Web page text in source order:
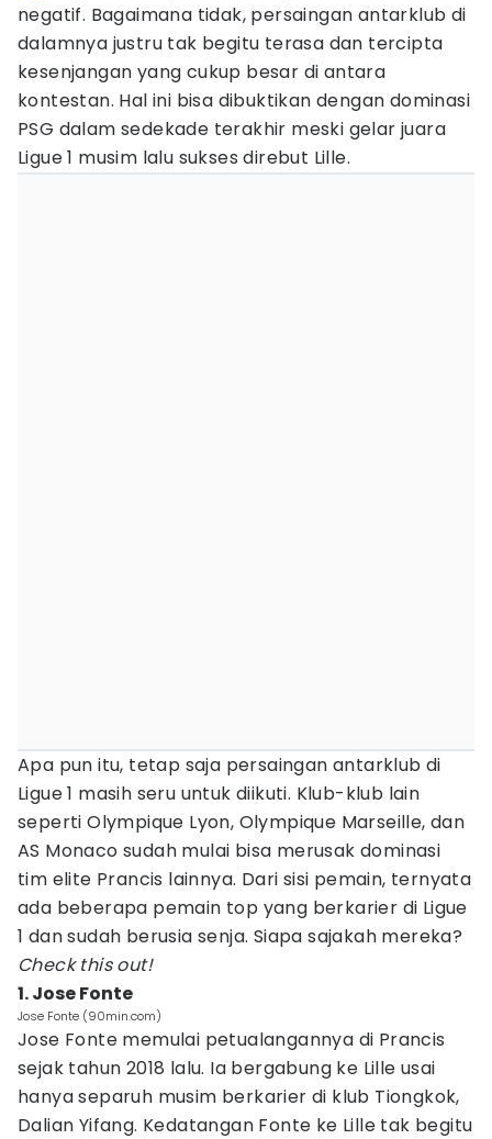
negatif. Bagaimana tidak, persaingan antarklub di
dalamnya justru tak begitu terasa dan tercipta
kesenjangan yang cukup besar di antara
kontestan. Hal ini bisa dibuktikan dengan dominasi
PSG dalam sedekade terakhir meski gelar juara
Ligue 1 musim lalu sukses direbut Lille.
Apa pun itu, tetap saja persaingan antarklub di
Ligue 1 masih seru untuk diikuti. Klub-klub lain
seperti Olympique Lyon, Olympique Marseille, dan
AS Monaco sudah mulai bisa merusak dominasi
tim elite Prancis lainnya. Dari sisi pemain, ternyata
ada beberapa pemain top yang berkarier di Ligue
1 dan sudah berusia senja. Siapa sajakah mereka?
Check this out!
1. Jose Fonte
Jose Fonte (90min.com)
Jose Fonte memulai petualangannya di Prancis
sejak tahun 2018 lalu. Ia bergabung ke Lille usai
hanya separuh musim berkarier di klub Tiongkok,
Dalian Yifang. Kedatangan Fonte ke Lille tak begitu